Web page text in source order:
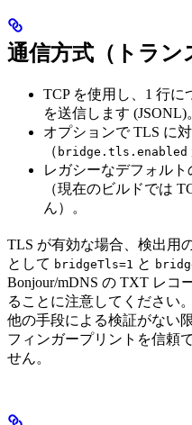
通信方式（トラン
TCP を使用し、1 行に
を送信します (JSONL)
オプションで TLS に
（ bridge.tls.enabled
レガシーなデフォル
（現在のビルドでは
ん）。
TLS が有効な場合、検出用
として bridgeTls=1 と
Bonjour/mDNS の TXT レコ
ることに注意してください
他の手段による検証がない
フィンガープリントを信頼
せん。